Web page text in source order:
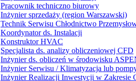
Pracownik techniczno biurowy
Inżynier sprzedaży (region Warszawski)
Technik Serwisu Chłodnictwo
Koordynator ds. Instalacji
Konstruktor HVAC
Specjalista ds. analizy obliczeniowej CFD
Inżynier ds. obliczeń w środowisku
Inżynier Serwisu / Klimatyzacja lub
Inżynier Realizacji Inwestycji w Zakresie